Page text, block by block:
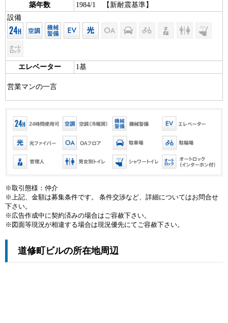
築年数
1984/1 【新耐震基準】
設備
エレベーター 1基
営業マンの一言
※取引態様：仲介
※上記、金額は募集条件です。 条件交渉など、詳細についてはお問合せ
下さい。
※広告作成中に契約済みの場合はご容赦下さい。
※図面等現況が相違する場合は現況優先にてご容赦下さい。
道修町ビルの所在地周辺